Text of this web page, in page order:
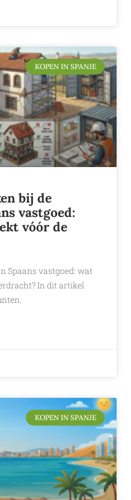
KOPEN IN SPANJE
bij de
vastgoed:
vóór de
Spaans vastgoed: wat
In dit artikel
KOPEN IN SPANJE